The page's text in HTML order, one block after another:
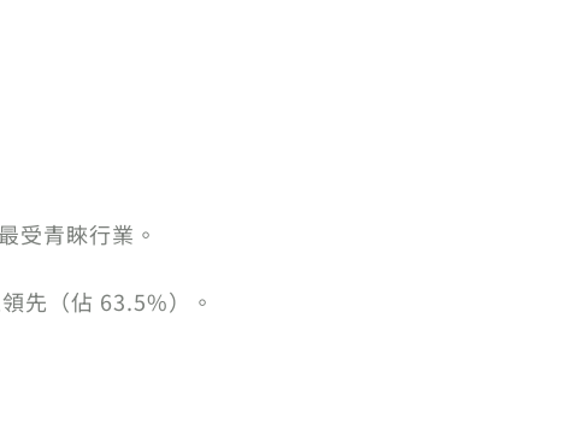
受青睞行業。
先（佔 63.5%）。